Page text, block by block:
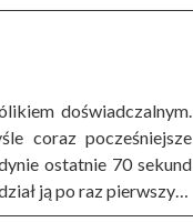
doświadczalnym.
coraz pocześniejsze
ostatnie 70 sekund
ją po raz pierwszy…